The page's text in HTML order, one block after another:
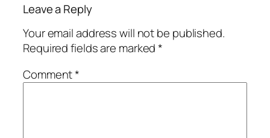
Leave a Reply
Your email address will not be published.
Required fields are marked*
Comment*